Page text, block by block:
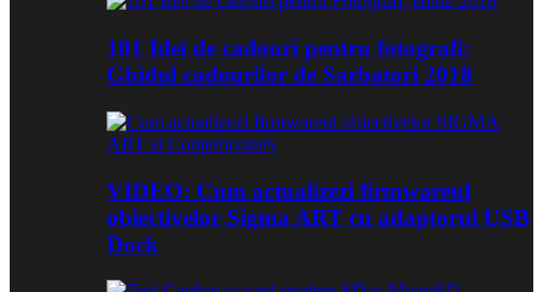
101 Idei de cadouri pentru fotografi:
Ghidul cadourilor de Sarbatori 2018
VIDEO: Cum actualizezi firmwareul
obiectivelor Sigma ART cu adaptorul USB
Dock